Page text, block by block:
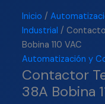
Inicio /
Industrial /
Bobina 110 VAC
Automatización y
Contactor
38A Bobina